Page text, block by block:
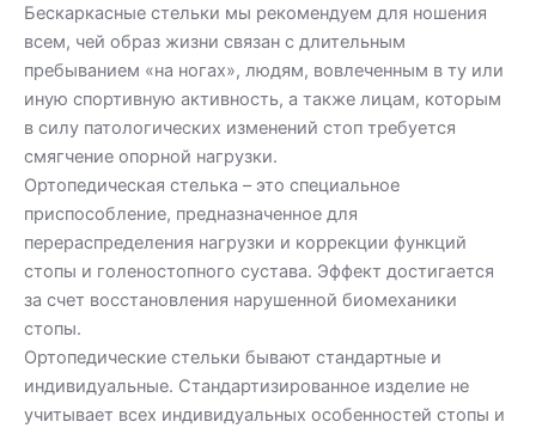
Бескаркасные стельки мы рекомендуем для ношения
всем, чей образ жизни связан с длительным
пребыванием «на ногах», людям, вовлеченным в ту или
иную спортивную активность, а также лицам, которым
в силу патологических изменений стоп требуется
смягчение опорной нагрузки.
Ортопедическая стелька – это специальное
приспособление, предназначенное для
перераспределения нагрузки и коррекции функций
стопы и голеностопного сустава. Эффект достигается
за счет восстановления нарушенной биомеханики
стопы.
Ортопедические стельки бывают стандартные и
индивидуальные. Стандартизированное изделие не
учитывает всех индивидуальных особенностей стопы и